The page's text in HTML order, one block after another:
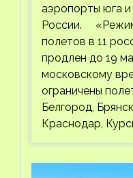
аэропорты юга и
России. «Режим
полетов в 11
продлен до 19
московскому
ограничены
Белгород,
Краснодар,